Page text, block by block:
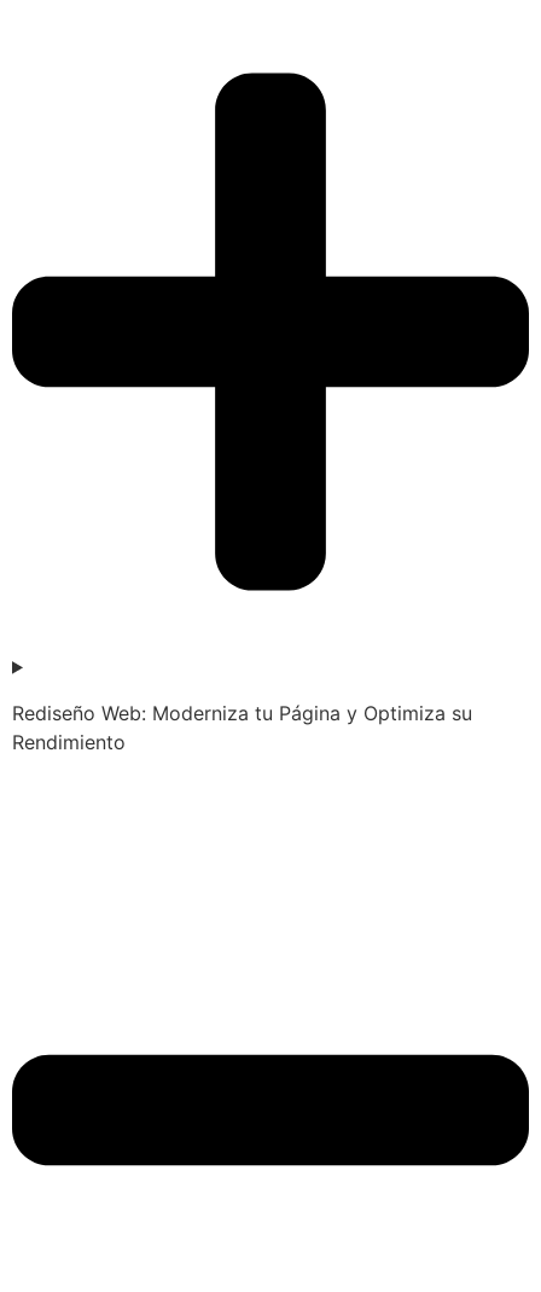
Rediseño Web: Moderniza tu Página y Optimiza su
Rendimiento